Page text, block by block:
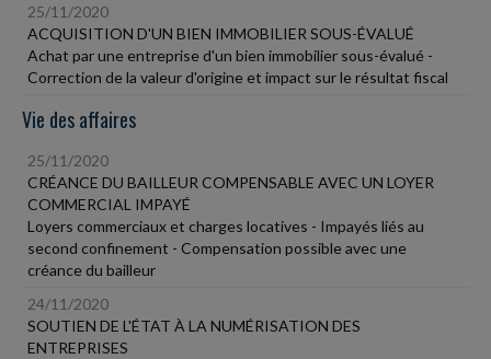
25/11/2020
ACQUISITION D'UN BIEN IMMOBILIER SOUS-ÉVALUÉ
Achat par une entreprise d'un bien immobilier sous-évalué -
Correction de la valeur d'origine et impact sur le résultat fiscal
Vie des affaires
25/11/2020
CRÉANCE DU BAILLEUR COMPENSABLE AVEC UN LOYER
COMMERCIAL IMPAYÉ
Loyers commerciaux et charges locatives - Impayés liés au
second confinement - Compensation possible avec une
créance du bailleur
24/11/2020
SOUTIEN DE L'ÉTAT À LA NUMÉRISATION DES
ENTREPRISES